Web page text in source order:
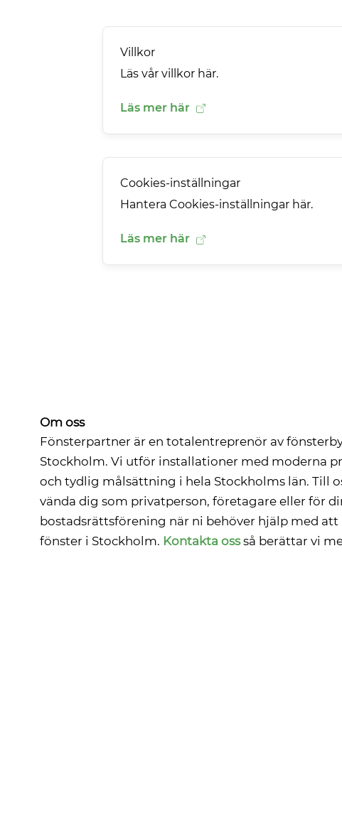
Villkor
Läs vår villkor här.
Läs mer här
Cookies-inställningar
Hantera Cookies-inställningar här.
Läs mer här
Om oss
Fönsterpartner är en totalentreprenör av
Stockholm. Vi utför installationer med moderna
och tydlig målsättning i hela Stockholms län. Till
vända dig som privatperson, företagare eller för
bostadsrättsförening när ni behöver hjälp med att
fönster i Stockholm. Kontakta ossså berättar vi